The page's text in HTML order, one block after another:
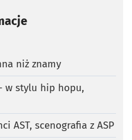
niż znamy
w stylu hip hopu,
AST, scenografia z ASP